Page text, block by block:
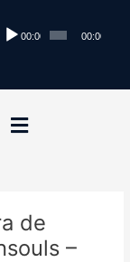
tus Inversiones
00:00 00:00
de
–